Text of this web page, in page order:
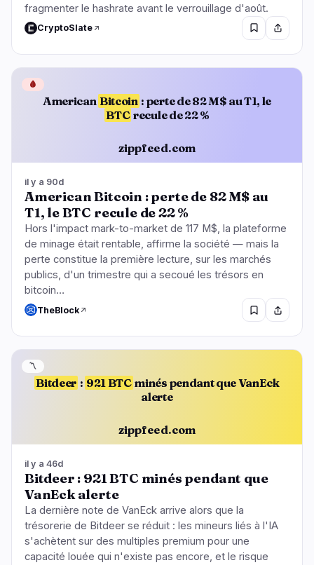
fragmenter le hashrate avant le verrouillage d'août.
CryptoSlate
American Bitcoin : perte de 82 M$ au T1, le
BTC recule de 22 %
zippfeed.com
🩸
il y a 90d
American Bitcoin : perte de 82 M$ au
T1, le BTC recule de 22 %
Hors l'impact mark-to-market de 117 M$, la plateforme
de minage était rentable, affirme la société — mais la
perte constitue la première lecture, sur les marchés
publics, d'un trimestre qui a secoué les trésors en
bitcoin…
TheBlock
Bitdeer : 921 BTC minés pendant que VanEck
alerte
zippfeed.com
〽️
il y a 46d
Bitdeer : 921 BTC minés pendant que
VanEck alerte
La dernière note de VanEck arrive alors que la
trésorerie de Bitdeer se réduit : les mineurs liés à l'IA
s'achètent sur des multiples premium pour une
capacité louée qui n'existe pas encore, et le risque